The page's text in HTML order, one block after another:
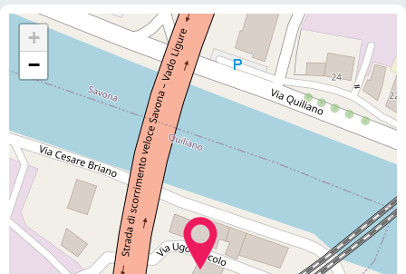
+
−